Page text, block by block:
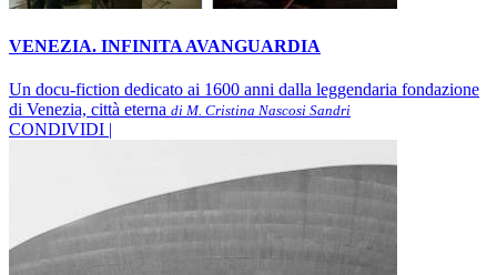
VENEZIA. INFINITA AVANGUARDIA
Un docu-fiction dedicato ai 1600 anni dalla leggendaria fondazione
di Venezia, città eterna di M. Cristina Nascosi Sandri
CONDIVIDI |